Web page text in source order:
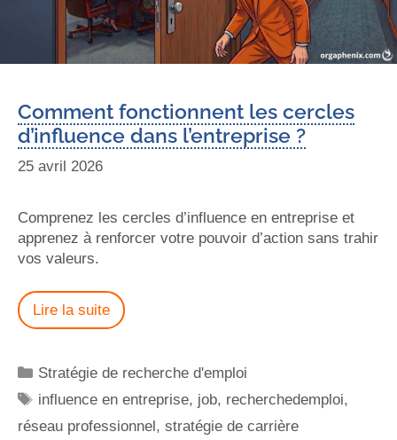
Comment fonctionnent les cercles
d’influence dans l’entreprise ?
25 avril 2026
Comprenez les cercles d’influence en entreprise et
apprenez à renforcer votre pouvoir d’action sans trahir
vos valeurs.
Lire la suite
Stratégie de recherche d'emploi
influence en entreprise, job, recherchedemploi,
réseau professionnel, stratégie de carrière